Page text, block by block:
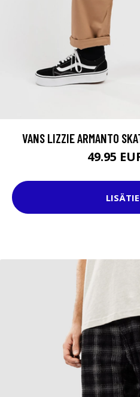
VANS LIZZIE ARMANTO
49.95